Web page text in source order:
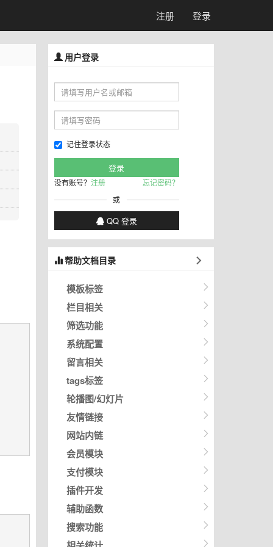
注册 登录
用户登录
记住登录状态
没有账号？ 注册
忘记密码？
或
QQ 登录
帮助文档目录
模板标签
栏目相关
筛选功能
系统配置
留言相关
tags标签
轮播图/幻灯片
友情链接
网站内链
会员模块
支付模块
插件开发
辅助函数
搜索功能